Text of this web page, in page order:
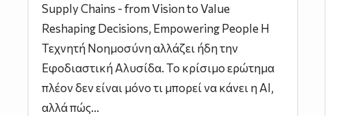
Supply Chains - from Vision to Value
Reshaping Decisions, Empowering People Η
Τεχνητή Νοημοσύνη αλλάζει ήδη την
Εφοδιαστική Αλυσίδα. Το κρίσιμο ερώτημα
πλέον δεν είναι μόνο τι μπορεί να κάνει η AI,
αλλά πώς...